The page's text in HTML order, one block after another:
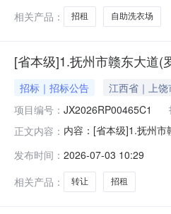
相关产品：
招租 自助洗衣场
[省本级]1.抚州市赣东大道(
招标｜招标公告 江西省｜上饶
项目编号： JX2026RP00465C1
正文内容： 内容：[省本级]1.抚州
名称1.抚州市赣东大道
牌日期2
发布时间： 2026-07-03 10:29
相关产品：
转让 招租